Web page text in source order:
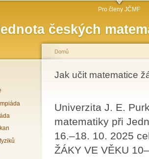
českých
Pro členy JČMF
Jste zde
Domů
Jak učit matematice
Univerzita J. E.
matematiky při
16.–18. 10. 2025
ŽÁKY VE VĚKU